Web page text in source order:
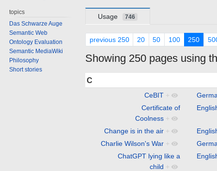
Usage 746
previous 250 20 50 100 250
Showing 250 pages using
C
CeBIT +
Certificate of
Coolness +
Change is in the air +
Charlie Wilson's War +
ChatGPT lying like a
child +
topics
Das Schwarze Auge
Semantic Web
Ontology Evaluation
Semantic MediaWiki
Philosophy
Short stories